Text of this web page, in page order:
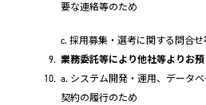
要な連絡等のため
c. 採用募集・選考に関する問合
業務委託等により他社等よりお
a. システム開発・運用、データ
契約の履行のため